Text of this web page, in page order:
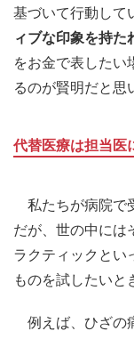
基づいて行動して
ィブな印象を持た
をお金で表したい
るのが賢明だと思
代替医療は担当医
私たちが病院で
だが、世の中には
ラクティックとい
ものを試したいと
例えば、ひざの